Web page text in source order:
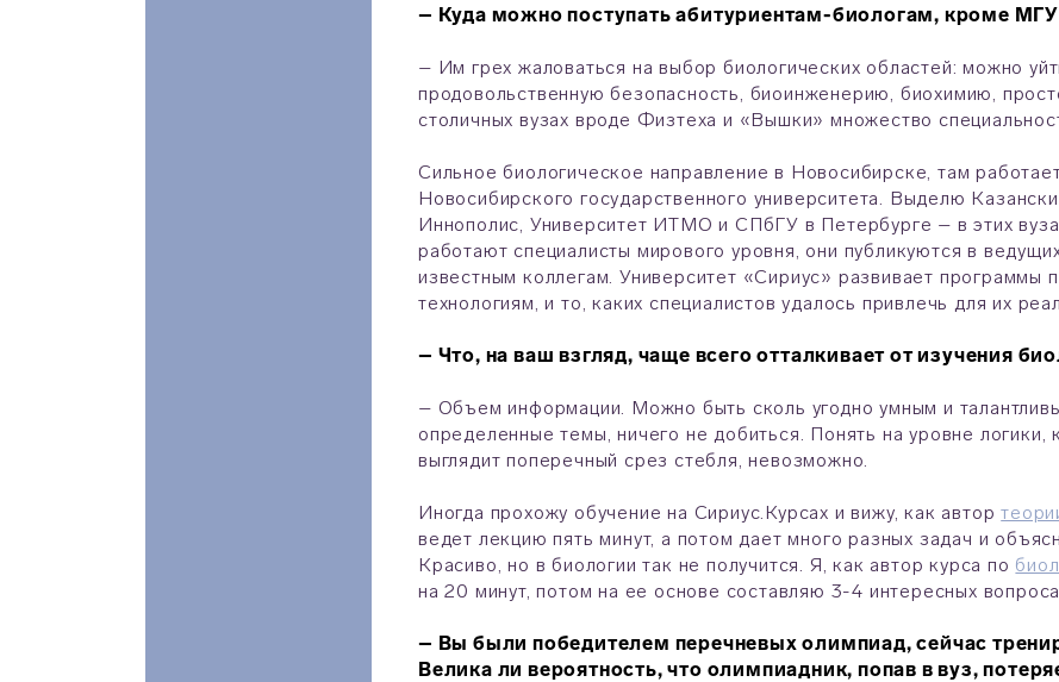
– Куда можно поступать абитуриентам-биологам, кроме
– Им грех жаловаться на выбор биологических областей: можно
продовольственную безопасность, биоинженерию, биохимию,
столичных вузах вроде Физтеха и «Вышки» множество
Сильное биологическое направление в Новосибирске, там
Новосибирского государственного университета. Выделю
Иннополис, Университет ИТМО и СПбГУ в Петербурге – в этих
работают специалисты мирового уровня, они публикуются в
известным коллегам. Университет «Сириус» развивает программы
технологиям, и то, каких специалистов удалось привлечь для их
– Что, на ваш взгляд, чаще всего отталкивает от изучения
– Объем информации. Можно быть сколь угодно умным и
определенные темы, ничего не добиться. Понять на уровне логики,
выглядит поперечный срез стебля, невозможно.
Иногда прохожу обучение на Сириус.Курсах и вижу, как автор
ведет лекцию пять минут, а потом дает много разных задач и
Красиво, но в биологии так не получится. Я, как автор курса по
на 20 минут, потом на ее основе составляю 3-4 интересных
– Вы были победителем перечневых олимпиад, сейчас
Велика ли вероятность, что олимпиадник, попав в вуз,